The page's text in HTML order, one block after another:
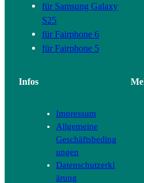
für Samsung Galaxy
S25
für Fairphone 6
für Fairphone 5
Infos
Impressum
Allgemeine
Geschäftsbeding
ungen
Datenschutzerkl
ärung